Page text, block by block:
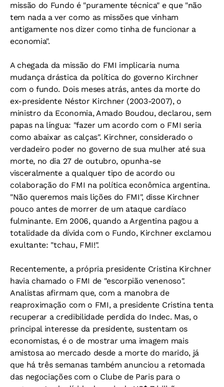
missão do Fundo é "puramente técnica" e que "não
tem nada a ver como as missões que vinham
antigamente nos dizer como tinha de funcionar a
economia".
A chegada da missão do FMI implicaria numa
mudança drástica da política do governo Kirchner
com o fundo. Dois meses atrás, antes da morte do
ex-presidente Néstor Kirchner (2003-2007), o
ministro da Economia, Amado Boudou, declarou, sem
papas na língua: "fazer um acordo com o FMI seria
como abaixar as calças". Kirchner, considerado o
verdadeiro poder no governo de sua mulher até sua
morte, no dia 27 de outubro, opunha-se
visceralmente a qualquer tipo de acordo ou
colaboração do FMI na política econômica argentina.
"Não queremos mais lições do FMI", disse Kirchner
pouco antes de morrer de um ataque cardíaco
fulminante. Em 2006, quando a Argentina pagou a
totalidade da dívida com o Fundo, Kirchner exclamou
exultante: "tchau, FMI!".
Recentemente, a própria presidente Cristina Kirchner
havia chamado o FMI de "escorpião venenoso".
Analistas afirmam que, com a manobra de
reaproximação com o FMI, a presidente Cristina tenta
recuperar a credibilidade perdida do Indec. Mas, o
principal interesse da presidente, sustentam os
economistas, é o de mostrar uma imagem mais
amistosa ao mercado desde a morte do marido, já
que há três semanas também anunciou a retomada
das negociações com o Clube de Paris para o